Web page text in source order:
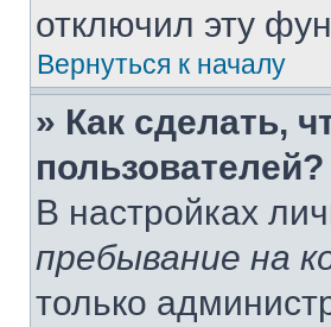
отключил эту
Вернуться к началу
» Как сделать,
пользователей?
В настройках
пребывание на
только